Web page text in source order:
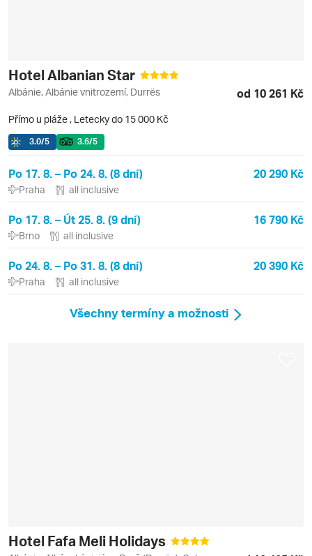
Hotel Albanian Star
Albánie, Albánie vnitrozemí, Durrës od 10 261 Kč
Přímo u pláže , Letecky do 15 000 Kč
3.0/5 3.6/5
Po 17. 8. – Po 24. 8. (8 dní) 20 290 Kč
Praha all inclusive
Po 17. 8. – Út 25. 8. (9 dní) 16 790 Kč
Brno all inclusive
Po 24. 8. – Po 31. 8. (8 dní) 20 390 Kč
Praha all inclusive
Všechny termíny a možnosti
Hotel Fafa Meli Holidays